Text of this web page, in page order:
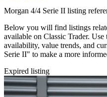
Morgan 4/4 Serie II listing
Below you will find listings
available on Classic Trader.
availability, value trends, and
Serie II" to make a more
Expired listing